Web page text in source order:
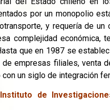
por un monopolio
y requería de un
complejidad económica,
que en 1987 se
empresas filiales, venta
un siglo de integración
de